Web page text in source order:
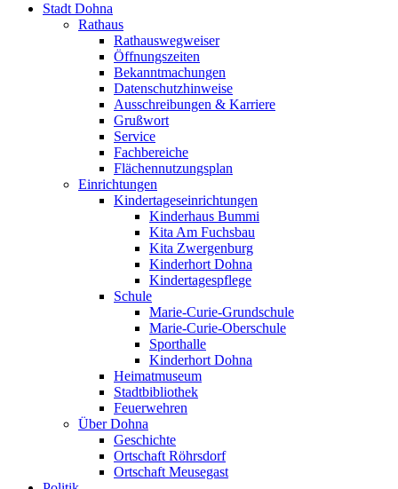
Stadt Dohna
Rathaus
Rathauswegweiser
Öffnungszeiten
Bekanntmachungen
Datenschutzhinweise
Ausschreibungen & Karriere
Grußwort
Service
Fachbereiche
Flächennutzungsplan
Einrichtungen
Kindertageseinrichtungen
Kinderhaus Bummi
Kita Am Fuchsbau
Kita Zwergenburg
Kinderhort Dohna
Kindertagespflege
Schule
Marie-Curie-Grundschule
Marie-Curie-Oberschule
Sporthalle
Kinderhort Dohna
Heimatmuseum
Stadtbibliothek
Feuerwehren
Über Dohna
Geschichte
Ortschaft Röhrsdorf
Ortschaft Meusegast